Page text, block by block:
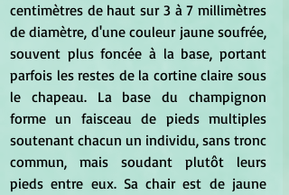
centimètres de haut sur 3 à 7 millimètres
de diamètre, d'une couleur jaune soufrée,
souvent plus foncée à la base, portant
parfois les restes de la cortine claire sous
le chapeau. La base du champignon
forme un faisceau de pieds multiples
soutenant chacun un individu, sans tronc
commun, mais soudant plutôt leurs
pieds entre eux. Sa chair est de jaune